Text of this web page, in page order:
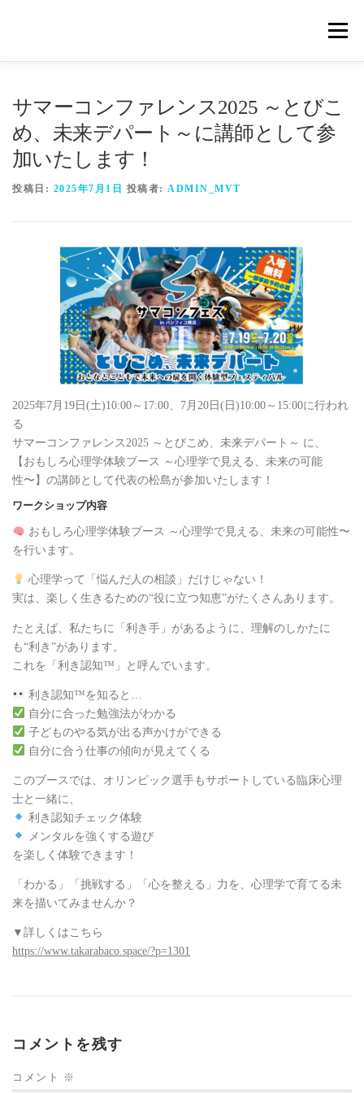
ン
メニュ
トレーニングコース
サマーコンファレンス2025 ～とびこ
め、未来デパート～に講師として参
加いたします！
投稿日: 2025年7月1日 投稿者: ADMIN_MVT
2025年7月19日(土)10:00～17:00、7月20日(日)10:00～15:00に行われ
る
サマーコンファレンス2025 ～とびこめ、未来デパート～ に、
【おもしろ心理学体験ブース ～心理学で見える、未来の可能
性〜】の講師として代表の松島が参加いたします！
ワークショップ内容
おもしろ心理学体験ブース ～心理学で見える、未来の可能性〜
を行います。
心理学って「悩んだ人の相談」だけじゃない！
実は、楽しく生きるための“役に立つ知恵”がたくさんあります。
たとえば、私たちに「利き手」があるように、理解のしかたに
も“利き”があります。
これを「利き認知™」と呼んでいます。
利き認知™を知ると…
自分に合った勉強法がわかる
子どものやる気が出る声かけができる
自分に合う仕事の傾向が見えてくる
このブースでは、オリンピック選手もサポートしている臨床心理
士と一緒に、
利き認知チェック体験
メンタルを強くする遊び
を楽しく体験できます！
「わかる」「挑戦する」「心を整える」力を、心理学で育てる未
来を描いてみませんか？
▼詳しくはこちら
https://www.takarabaco.space/?p=1301
コメントを残す
コメント ※